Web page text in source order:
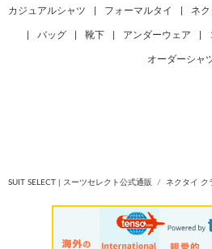
カジュアルシャツ フォーマルタイ ネク
バッグ 靴下 アンダーウェア
オーダーシャ
SUIT SELECT | スーツセレクト公式通販 ネクタイ ク